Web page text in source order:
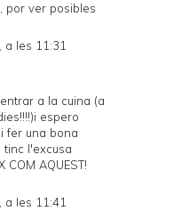
por ver posibles
les 11:31
a la cuina (a
espero
fer una bona
l'excusa
COM AQUEST!
les 11:41